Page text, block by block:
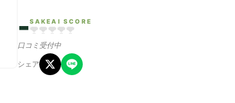
-SAKEAI SCORE
口コミ受付中
シェア